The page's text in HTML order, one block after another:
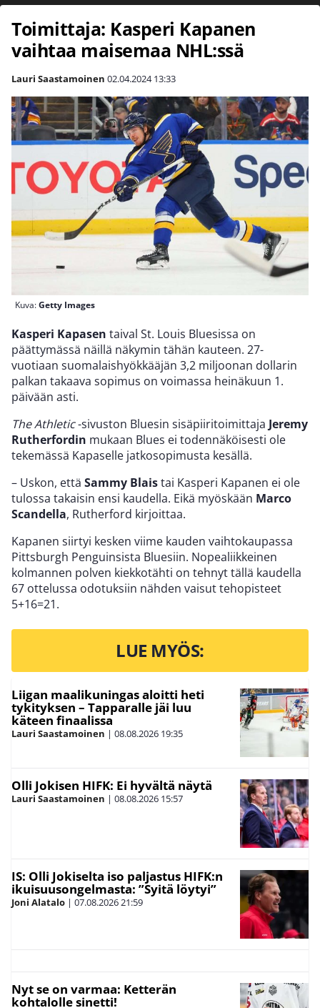
Toimittaja: Kasperi Kapanen
vaihtaa maisemaa NHL:ssä
Lauri Saastamoinen 02.04.2024 13:33
Kuva:Getty Images
Kasperi Kapasen taival St. Louis Bluesissa on
päättymässä näillä näkymin tähän kauteen. 27-
vuotiaan suomalaishyökkääjän 3,2 miljoonan dollarin
palkan takaava sopimus on voimassa heinäkuun 1.
päivään asti.
The Athletic-sivuston Bluesin sisäpiiritoimittaja Jeremy
Rutherfordin mukaan Blues ei todennäköisesti ole
tekemässä Kapaselle jatkosopimusta kesällä.
– Uskon, että Sammy Blaistai Kasperi Kapanen ei ole
tulossa takaisin ensi kaudella. Eikä myöskään Marco
Scandella, Rutherford kirjoittaa.
Kapanen siirtyi kesken viime kauden vaihtokaupassa
Pittsburgh Penguinsista Bluesiin. Nopealiikkeinen
kolmannen polven kiekkotähti on tehnyt tällä kaudella
67 ottelussa odotuksiin nähden vaisut tehopisteet
5+16=21.
LUE MYÖS:
Liigan maalikuningas aloitti heti
tykityksen – Tapparalle jäi luu
käteen finaalissa
Lauri Saastamoinen | 08.08.2026 19:35
Olli Jokisen HIFK: Ei hyvältä näytä
Lauri Saastamoinen | 08.08.2026 15:57
IS: Olli Jokiselta iso paljastus HIFK:n
ikuisuusongelmasta: ”Syitä löytyi”
Joni Alatalo | 07.08.202621:59
Nyt se on varmaa: Ketterän
kohtalolle sinetti!